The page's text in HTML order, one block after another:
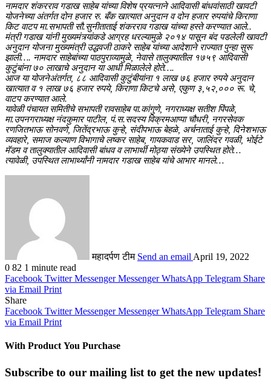
नामदार शंकरराव गडाख साहेब यांच्या विशेष प्रयत्नाने आदिवासी बांधवांसाठी खावटी
योजनेच्या अंतर्गत दोन हजार रु. बँक खात्यात अनुदान व दोन हजार रुपयांचे किराणा
किट वाटप मा.सभापती सौ.सुनीताताई शंकरराव गडाख यांच्या हस्ते करण्यात आले..
मंत्री गडाख यांनी मुख्यमंत्र्यांकडे आग्रह धरल्यामुळे २०१४ पासून बंद पडलेली खावटी
अनुदान योजना मुख्यमंत्री उद्धवजी ठाकरे साहेब यांच्या आदेशाने राज्यात पुन्हा सुरू
झाली…. नामदार साहेबांच्या पाठपुराव्यामुळे, नेवासे तालुक्यातील १७५९ आदिवासी
कुटुंबांना ७० लाखाचे अनुदान या आधी मिळालेले होते….
आज या योजनेअंतर्गत, ८८ आदिवासी कुटुंबीयांना १ लाख ७६ हजार रुपये अनुदान
खात्यात व १ लाख ७६ हजार रुपये, किराणा किटचे असे, एकुण ३,५२,००० रू. चे,
वाटप करण्यात आले.
यावेळी पंचायत समितीचे सभापती रावसाहेब पा.कांगुणे, नगराध्यक्ष सतीश पिंपळे,
मा.उपनगराध्यक्ष नंदकुमार पाटील, पं.स.सदस्य विक्रमआप्पा चौधरी, नगरसेवक
रणजितभाऊ सोनवणे, जितेंद्रभाऊ कुऱ्हे, संदीपभाऊ बेहळे, अर्चनाताई कुऱ्हे, दिनेशभाऊ
व्यवहारे, समाज कल्याण विभागाचे लष्कर साहेब, गायकवाड सर, जालिंदर गवळी, भोईटे
मॅडम व तालुक्यातील आदिवासी बांधव व लाभार्थी मोठ्या संख्येने उपस्थित होते…
त्यावेळी, उपस्थित लाभार्थ्यांनी नामदार गडाख साहेब यांचे आभार मानले…
महादर्पण टीम Send an email April 19, 2022
0 82 1 minute read
Facebook Twitter Messenger Messenger WhatsApp Telegram Share
via Email Print
Share
Facebook Twitter Messenger Messenger WhatsApp Telegram Share
via Email Print
With Product You Purchase
Subscribe to our mailing list to get the new updates!